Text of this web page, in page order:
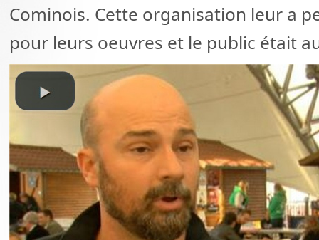
Cominois. Cette organisation leur a
pour leurs oeuvres et le public était